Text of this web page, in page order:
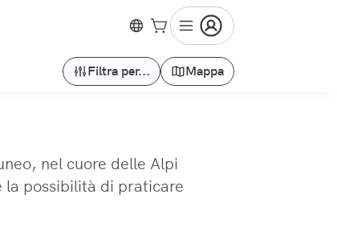
Filtra per... Mappa
nel cuore delle Alpi
possibilità di praticare